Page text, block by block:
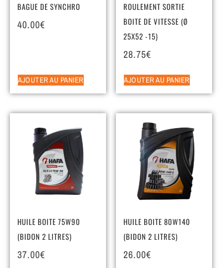
BAGUE DE SYNCHRO
40.00€
AJOUTER AU PANIER
ROULEMENT SORTIE
BOITE DE VITESSE (Ø
25X52 -15)
28.75€
AJOUTER AU PANIER
HUILE BOITE 75W90
(BIDON 2 LITRES)
37.00€
HUILE BOITE 80W140
(BIDON 2 LITRES)
26.00€